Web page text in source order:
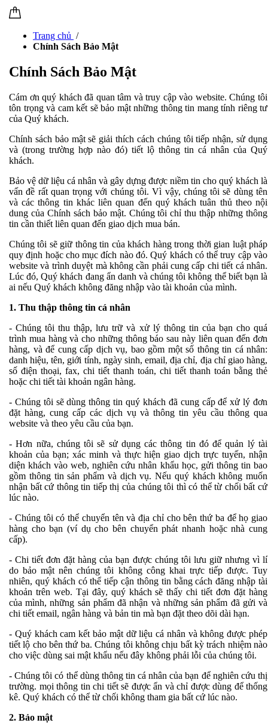
Trang chủ /
Chính Sách Bảo Mật
Chính Sách Bảo Mật
Cám ơn quý khách đã quan tâm và truy cập vào website. Chúng tôi
tôn trọng và cam kết sẽ bảo mật những thông tin mang tính riêng tư
của Quý khách.
Chính sách bảo mật sẽ giải thích cách chúng tôi tiếp nhận, sử dụng
và (trong trường hợp nào đó) tiết lộ thông tin cá nhân của Quý
khách.
Bảo vệ dữ liệu cá nhân và gây dựng được niềm tin cho quý khách là
vấn đề rất quan trọng với chúng tôi. Vì vậy, chúng tôi sẽ dùng tên
và các thông tin khác liên quan đến quý khách tuân thủ theo nội
dung của Chính sách bảo mật. Chúng tôi chỉ thu thập những thông
tin cần thiết liên quan đến giao dịch mua bán.
Chúng tôi sẽ giữ thông tin của khách hàng trong thời gian luật pháp
quy định hoặc cho mục đích nào đó. Quý khách có thể truy cập vào
website và trình duyệt mà không cần phải cung cấp chi tiết cá nhân.
Lúc đó, Quý khách đang ẩn danh và chúng tôi không thể biết bạn là
ai nếu Quý khách không đăng nhập vào tài khoản của mình.
1. Thu thập thông tin cá nhân
- Chúng tôi thu thập, lưu trữ và xử lý thông tin của bạn cho quá
trình mua hàng và cho những thông báo sau này liên quan đến đơn
hàng, và để cung cấp dịch vụ, bao gồm một số thông tin cá nhân:
danh hiệu, tên, giới tính, ngày sinh, email, địa chỉ, địa chỉ giao hàng,
số điện thoại, fax, chi tiết thanh toán, chi tiết thanh toán bằng thẻ
hoặc chi tiết tài khoản ngân hàng.
- Chúng tôi sẽ dùng thông tin quý khách đã cung cấp để xử lý đơn
đặt hàng, cung cấp các dịch vụ và thông tin yêu cầu thông qua
website và theo yêu cầu của bạn.
- Hơn nữa, chúng tôi sẽ sử dụng các thông tin đó để quản lý tài
khoản của bạn; xác minh và thực hiện giao dịch trực tuyến, nhận
diện khách vào web, nghiên cứu nhân khẩu học, gửi thông tin bao
gồm thông tin sản phẩm và dịch vụ. Nếu quý khách không muốn
nhận bất cứ thông tin tiếp thị của chúng tôi thì có thể từ chối bất cứ
lúc nào.
- Chúng tôi có thể chuyển tên và địa chỉ cho bên thứ ba để họ giao
hàng cho bạn (ví dụ cho bên chuyển phát nhanh hoặc nhà cung
cấp).
- Chi tiết đơn đặt hàng của bạn được chúng tôi lưu giữ nhưng vì lí
do bảo mật nên chúng tôi không công khai trực tiếp được. Tuy
nhiên, quý khách có thể tiếp cận thông tin bằng cách đăng nhập tài
khoản trên web. Tại đây, quý khách sẽ thấy chi tiết đơn đặt hàng
của mình, những sản phẩm đã nhận và những sản phẩm đã gửi và
chi tiết email, ngân hàng và bản tin mà bạn đặt theo dõi dài hạn.
- Quý khách cam kết bảo mật dữ liệu cá nhân và không được phép
tiết lộ cho bên thứ ba. Chúng tôi không chịu bất kỳ trách nhiệm nào
cho việc dùng sai mật khẩu nếu đây không phải lỗi của chúng tôi.
- Chúng tôi có thể dùng thông tin cá nhân của bạn để nghiên cứu thị
trường. mọi thông tin chi tiết sẽ được ẩn và chỉ được dùng để thống
kê. Quý khách có thể từ chối không tham gia bất cứ lúc nào.
2. Bảo mật